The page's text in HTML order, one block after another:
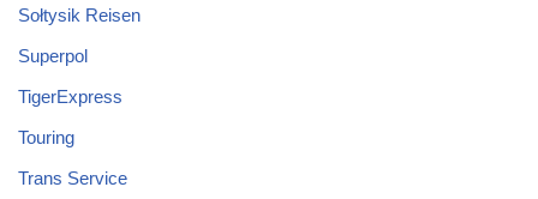
Sołtysik Reisen
Superpol
TigerExpress
Touring
Trans Service